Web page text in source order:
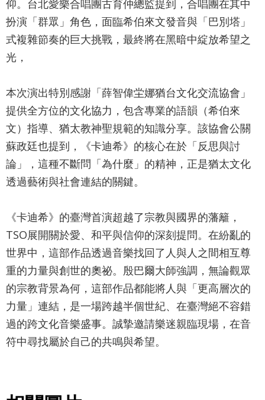
政
策
著
權
聲
明
仰。台北愛樂合唱團古育仲總監提到，合唱團在其中
扮演「群眾」角色，面臨希伯來文發音與「巴別塔」
式複雜節奏的巨大挑戰，最終將在黑暗中綻放希望之
光，
本次演出特別感謝「薛智偉坣娜猶台文化交流協會」
提供全方位的文化協力，包含專業的語韻（希伯來
文）指導、猶太教神聖規範的知識分享。該協會公關
蘇政廷也提到，《卡迪希》的核心在於「反思與討
論」，這種不斷問「為什麼」的精神，正是猶太文化
透過藝術與社會連結的關鍵。
《卡迪希》的臺灣首演超越了宗教與國界的藩籬，
TSO展開關於愛、和平與信仰的深刻提問。在紛亂的
世界中，這部作品透過音樂找回了人與人之間相互尊
重的力量與創世的奧祕。殷巴爾大師強調，無論觀眾
的宗教背景為何，這部作品都能將人與「更高層次的
力量」連結，是一場跨越半個世紀、在臺灣絕不容錯
過的跨文化音樂盛事。誠摯邀請樂迷親臨現場，在音
符中尋找屬於自己的共鳴與希望。